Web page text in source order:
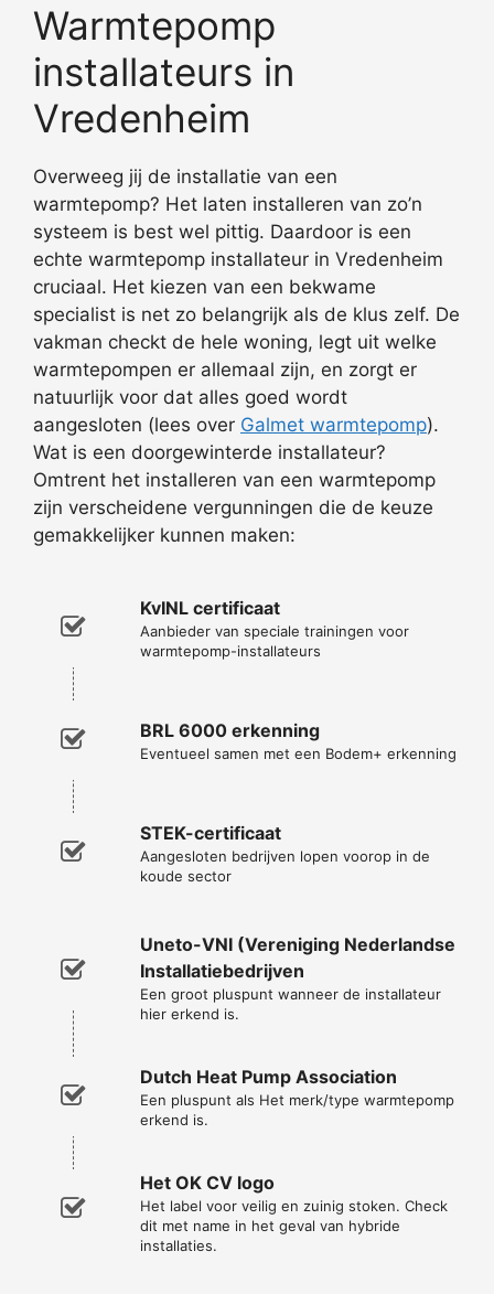
Warmtepomp
installateurs in
Vredenheim
Overweeg jij de installatie van een
warmtepomp? Het laten installeren van zo’n
systeem is best wel pittig. Daardoor is een
echte warmtepomp installateur in Vredenheim
cruciaal. Het kiezen van een bekwame
specialist is net zo belangrijk als de klus zelf. De
vakman checkt de hele woning, legt uit welke
warmtepompen er allemaal zijn, en zorgt er
natuurlijk voor dat alles goed wordt
aangesloten (lees over Galmet warmtepomp).
Wat is een doorgewinterde installateur?
Omtrent het installeren van een warmtepomp
zijn verscheidene vergunningen die de keuze
gemakkelijker kunnen maken:
KvINL certificaat
Aanbieder van speciale trainingen voor
warmtepomp-installateurs
BRL 6000 erkenning
Eventueel samen met een Bodem+ erkenning
STEK-certificaat
Aangesloten bedrijven lopen voorop in de
koude sector
Uneto-VNI (Vereniging Nederlandse
Installatiebedrijven
Een groot pluspunt wanneer de installateur
hier erkend is.
Dutch Heat Pump Association
Een pluspunt als Het merk/type warmtepomp
erkend is.
Het OK CV logo
Het label voor veilig en zuinig stoken. Check
dit met name in het geval van hybride
installaties.